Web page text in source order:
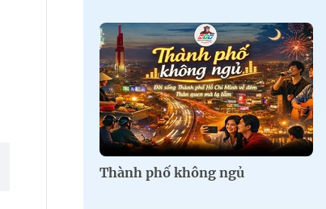
Thành phố không ngủ